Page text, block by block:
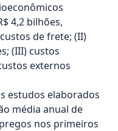
4,2 bilhões,
de frete; (II)
(III) custos
externos
estudos elaborados
média anual de
nos primeiros